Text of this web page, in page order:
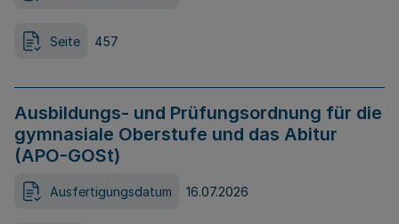
Seite 457
Ausbildungs- und Prüfungsordnung für die
gymnasiale Oberstufe und das Abitur
(APO-GOSt)
Ausfertigungsdatum 16.07.2026